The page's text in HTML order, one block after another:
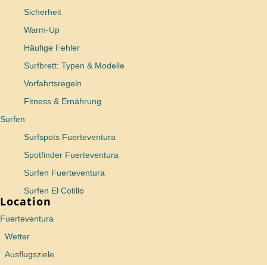
Sicherheit
Warm-Up
Häufige Fehler
Surfbrett: Typen & Modelle
Vorfahrtsregeln
Fitness & Ernährung
Surfen
Surfspots Fuerteventura
Spotfinder Fuerteventura
Surfen Fuerteventura
Surfen El Cotillo
Location
Fuerteventura
Wetter
Ausflugsziele